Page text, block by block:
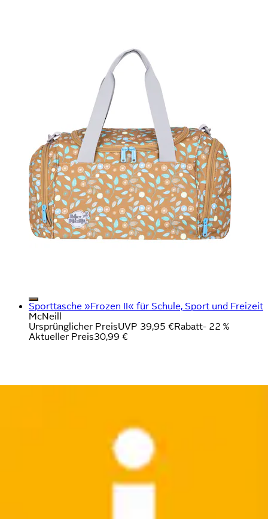
Sporttasche »Frozen II« für Schule, Sport und Freizeit
McNeill
Ursprünglicher PreisUVP 39,95 €Rabatt- 22 %
Aktueller Preis30,99 €